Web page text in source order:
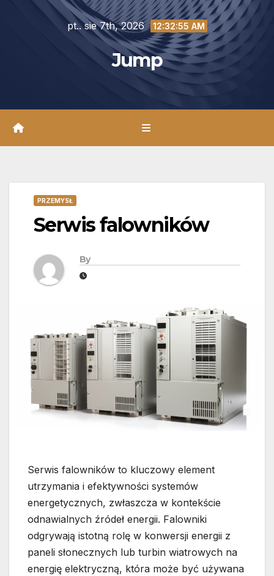
pt.. sie 7th, 2026 12:32:57 AM
Jump
PRZEMYSŁ
Serwis falowników
By
Serwis falowników to kluczowy element
utrzymania i efektywności systemów
energetycznych, zwłaszcza w kontekście
odnawialnych źródeł energii. Falowniki
odgrywają istotną rolę w konwersji energii z
paneli słonecznych lub turbin wiatrowych na
energię elektryczną, która może być używana